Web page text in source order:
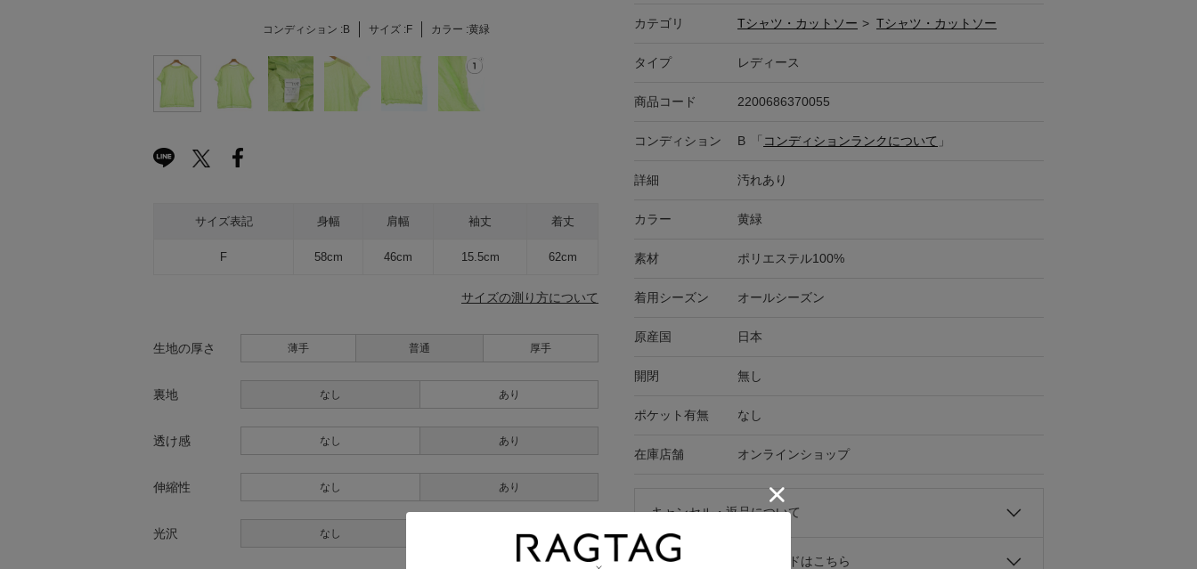
コンディション :B サイズ :F カラー :黄緑
サイズ表記 身幅 肩幅 袖丈 着丈
F 58cm 46cm 15.5cm 62cm
サイズの測り方について
生地の厚さ 薄手 普通 厚手
裏地 なし あり
透け感 なし あり
伸縮性 なし あり
光沢 なし あり
カテゴリ Tシャツ・カットソー > Tシャツ・カットソー
タイプ レディース
商品コード 2200686370055
コンディション B 「 コンディションランクについて 」
詳細 汚れあり
カラー 黄緑
素材 ポリエステル100%
着用シーズン オールシーズン
原産国 日本
開閉 無し
ポケット有無 なし
在庫店舗 オンラインショップ
キャンセル・返品について
お買い物時のご利用ガイドはこちら